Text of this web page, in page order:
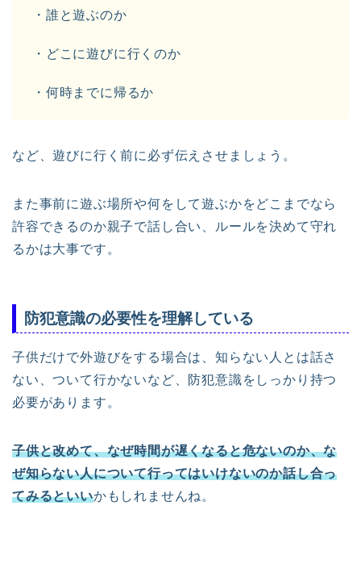
・誰と遊ぶのか
・どこに遊びに行くのか
・何時までに帰るか
など、遊びに行く前に必ず伝えさせましょう。
また事前に遊ぶ場所や何をして遊ぶかをどこまでなら
許容できるのか親子で話し合い、ルールを決めて守れ
るかは大事です。
防犯意識の必要性を理解している
子供だけで外遊びをする場合は、知らない人とは話さ
ない、ついて行かないなど、防犯意識をしっかり持つ
必要があります。
子供と改めて、なぜ時間が遅くなると危ないのか、な
ぜ知らない人について行ってはいけないのか話し合っ
てみるといいかもしれませんね。